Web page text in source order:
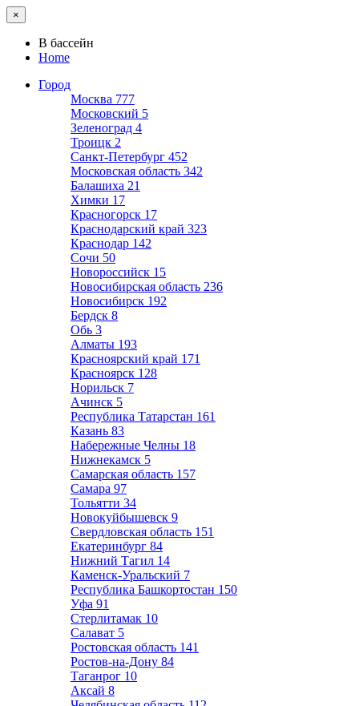
×
В бассейн
Home
Город
Москва 777
Московский 5
Зеленоград 4
Троицк 2
Санкт-Петербург 452
Московская область 342
Балашиха 21
Химки 17
Красногорск 17
Краснодарский край 323
Краснодар 142
Сочи 50
Новороссийск 15
Новосибирская область 236
Новосибирск 192
Бердск 8
Обь 3
Алматы 193
Красноярский край 171
Красноярск 128
Норильск 7
Ачинск 5
Республика Татарстан 161
Казань 83
Набережные Челны 18
Нижнекамск 5
Самарская область 157
Самара 97
Тольятти 34
Новокуйбышевск 9
Свердловская область 151
Екатеринбург 84
Нижний Тагил 14
Каменск-Уральский 7
Республика Башкортостан 150
Уфа 91
Стерлитамак 10
Салават 5
Ростовская область 141
Ростов-на-Дону 84
Таганрог 10
Аксай 8